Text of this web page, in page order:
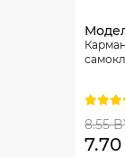
8.55